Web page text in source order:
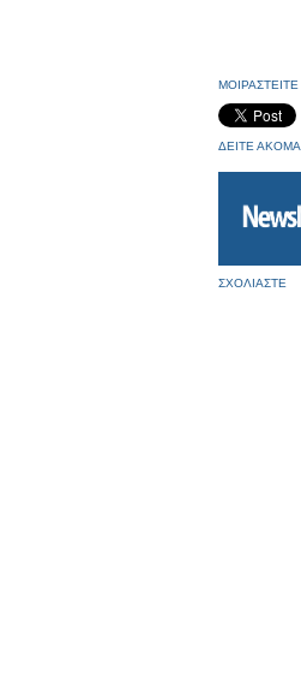
ΜΟΙΡΑΣΤΕΙΤΕ
ΔΕΙΤΕ ΑΚΟΜΑ
ΣΧΟΛΙΑΣΤΕ